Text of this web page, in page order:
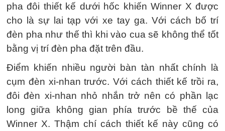
pha đôi thiết kế dưới hốc khiến Winner X được
cho là sự lai tạp với xe tay ga. Với cách bố trí
đèn pha như thế thì khi vào cua sẽ không thể tốt
bằng vị trí đèn pha đặt trên đầu.
Điểm khiến nhiều người bàn tàn nhất chính là
cụm đèn xi-nhan trước. Với cách thiết kế trồi ra,
đôi đèn xi-nhan nhỏ nhắn trở nên có phần lạc
long giữa không gian phía trước bề thế của
Winner X. Thậm chí cách thiết kế này cũng có